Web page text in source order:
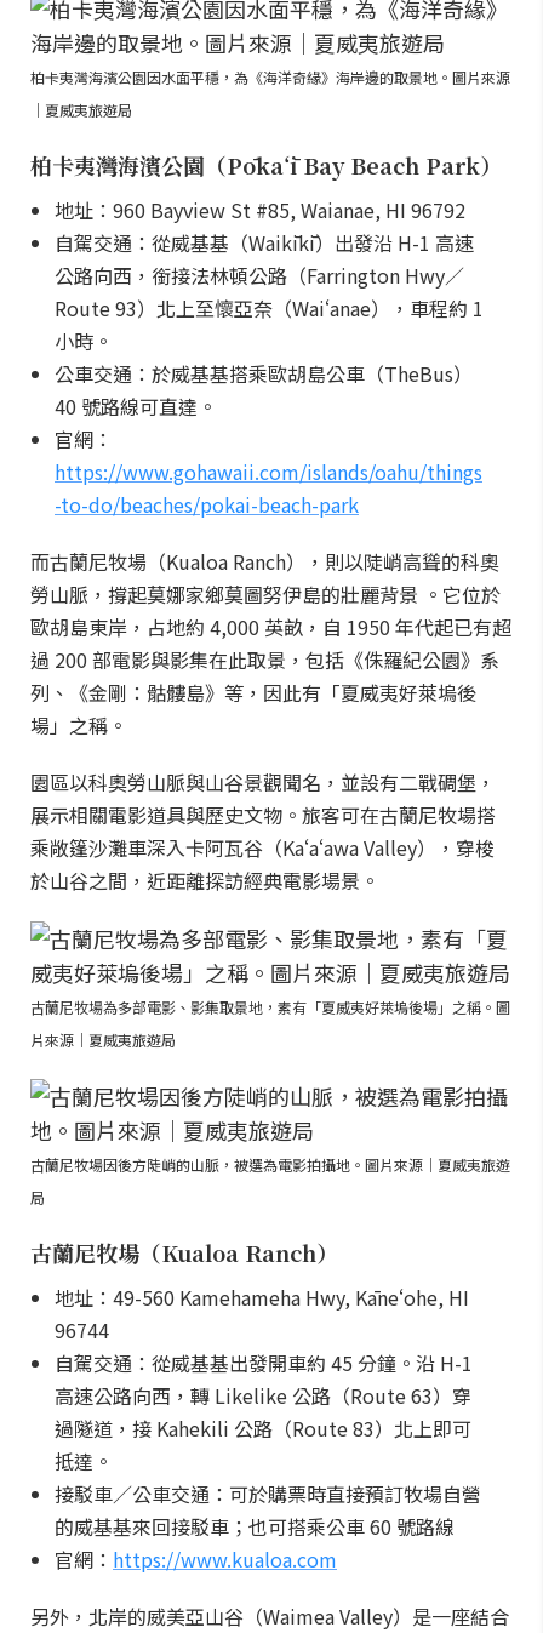
柏卡夷灣海濱公園因水面平穩，為《海洋奇緣》海岸邊的取景地。圖片來源
｜夏威夷旅遊局
柏卡夷灣海濱公園（Pōkaʻī Bay Beach Park）
地址：960 Bayview St #85, Waianae, HI 96792
自駕交通：從威基基（Waikīkī）出發沿 H-1 高速
公路向西，銜接法林頓公路（Farrington Hwy／
Route 93）北上至懷亞奈（Waiʻanae），車程約 1
小時。
公車交通：於威基基搭乘歐胡島公車（TheBus）
40 號路線可直達。
官網：
https://www.gohawaii.com/islands/oahu/things
-to-do/beaches/pokai-beach-park
而古蘭尼牧場（Kualoa Ranch），則以陡峭高聳的科奧
勞山脈，撐起莫娜家鄉莫圖努伊島的壯麗背景 。它位於
歐胡島東岸，占地約 4,000 英畝，自 1950 年代起已有超
過 200 部電影與影集在此取景，包括《侏羅紀公園》系
列、《金剛：骷髏島》等，因此有「夏威夷好萊塢後
場」之稱。
園區以科奧勞山脈與山谷景觀聞名，並設有二戰碉堡，
展示相關電影道具與歷史文物。旅客可在古蘭尼牧場搭
乘敞篷沙灘車深入卡阿瓦谷（Kaʻaʻawa Valley），穿梭
於山谷之間，近距離探訪經典電影場景。
古蘭尼牧場為多部電影、影集取景地，素有「夏威夷好萊塢後場」之稱。圖
片來源｜夏威夷旅遊局
古蘭尼牧場因後方陡峭的山脈，被選為電影拍攝地。圖片來源｜夏威夷旅遊
局
古蘭尼牧場（Kualoa Ranch）
地址：49-560 Kamehameha Hwy, Kāneʻohe, HI
96744
自駕交通：從威基基出發開車約 45 分鐘。沿 H-1
高速公路向西，轉 Likelike 公路（Route 63）穿
過隧道，接 Kahekili 公路（Route 83）北上即可
抵達。
接駁車／公車交通：可於購票時直接預訂牧場自營
的威基基來回接駁車；也可搭乘公車 60 號路線
官網： https://www.kualoa.com
另外，北岸的威美亞山谷（Waimea Valley）是一座結合